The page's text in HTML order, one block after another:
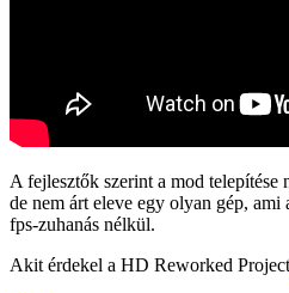
A fejlesztők szerint a mod telepítése
de nem árt eleve egy olyan gép,
fps-zuhanás nélkül.
Akit érdekel a HD Reworked